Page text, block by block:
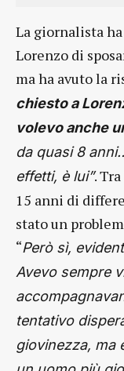
La giornalista ha
Lorenzo di
ma ha avuto la
chiesto a
volevo anche
da quasi 8
effetti, è lui”.
15 anni di
stato un
“Però sì,
Avevo sempre
tentativo
giovinezza, ma